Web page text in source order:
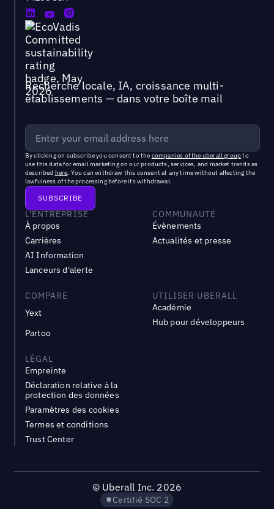
Recherche locale, IA, croissance multi-
établissements — dans votre boîte mail
By clicking on subscribe you consent to the companies of the uberall groupto
use this data for email marketing on our products, services, and market trends as
described here. You can withdraw this consent at any time without affecting the
lawfulness of the processing before its withdrawal.
L'ENTREPRISE
À propos
Carrières
AI Information
Lanceurs d'alerte
COMMUNAUTÉ
Évènements
Actualités et presse
COMPARE
Yext
Partoo
UTILISER UBERALL
Académie
Hub pour développeurs
LÉGAL
Empreinte
Déclaration relative à la
protection des données
Paramètres des cookies
Termes et conditions
Trust Center
© Uberall Inc. 2026
Certifié SOC 2